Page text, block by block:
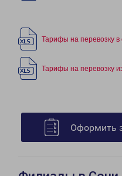
Тарифы на перевозку
Тарифы на перевозку
Оформить